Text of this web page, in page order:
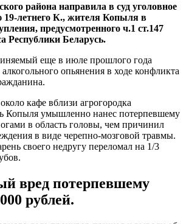
района направила в суд уголовное
19-летнего К., жителя Копыля в
предусмотренного ч.1 ст.147
Республики Беларусь.
еще в июле прошлого года
опьянения в ходе конфликта
кафе вблизи агрогородка
Копыля умышленно нанес потерпевшему
в область головы, чем причинил
в виде черепно-мозговой травмы.
своего недругу переломал на 1/3
вред потерпевшему
рублей.